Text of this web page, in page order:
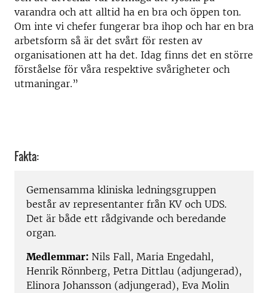
varandra och att alltid ha en bra och öppen ton.
Om inte vi chefer fungerar bra ihop och har en bra
arbetsform så är det svårt för resten av
organisationen att ha det. Idag finns det en större
förståelse för våra respektive svårigheter och
utmaningar.”
Fakta:
Gemensamma kliniska ledningsgruppen
består av representanter från KV och UDS.
Det är både ett rådgivande och beredande
organ.
Medlemmar: Nils Fall, Maria Engedahl,
Henrik Rönnberg, Petra Dittlau (adjungerad),
Elinora Johansson (adjungerad), Eva Molin